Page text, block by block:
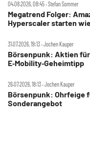
04.08.2026, 08:45 ‧ Stefan Sommer
Megatrend Folger:
Hyperscaler starten
31.07.2026, 19:13 ‧ Jochen Kauper
Börsenpunk: Aktien
E‑Mobility‑Geheimtipp
26.07.2026, 18:13 ‧ Jochen Kauper
Börsenpunk: Ohrfeige
Sonderangebot